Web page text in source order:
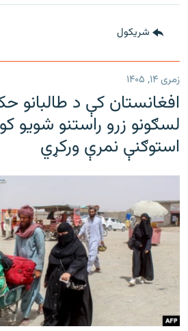
شريکول
زمری ۱۴, ۱۴۰۵
افغانستان کې د طالبانو
لسګونو زرو راستنو شویو
استوګنې نمرې ورکړي